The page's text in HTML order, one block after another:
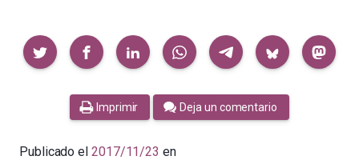
Compartir
Imprimir Deja un comentario
Publicado el 2017/11/23 en